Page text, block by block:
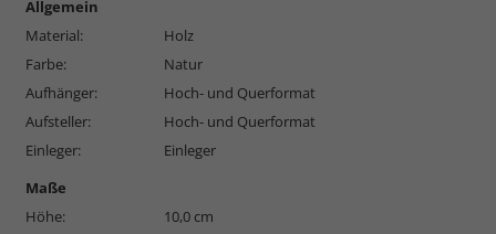
Allgemein
Material:
Holz
Farbe:
Natur
Aufhänger:
Hoch- und Querformat
Aufsteller:
Hoch- und Querformat
Einleger:
Einleger
Maße
Höhe:
10,0 cm